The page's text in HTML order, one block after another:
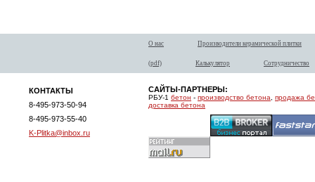
О нас Производители керамической плитки
(pdf) Калькулятор Сотрудничество
КОНТАКТЫ
8-495-973-50-94
8-495-973-55-40
K-Plitka@inbox.ru
САЙТЫ-ПАРТНЕРЫ:
РБУ-1 бетон - производство бетона
продажа
доставка бетона